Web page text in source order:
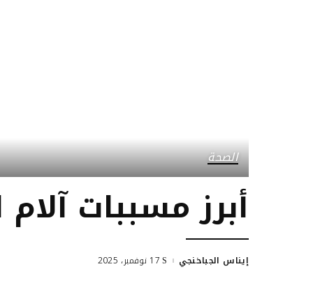
الصحة
أبرز مسببات
Posted
إيناس الجباخنجي 17 نوفمبر، 2025